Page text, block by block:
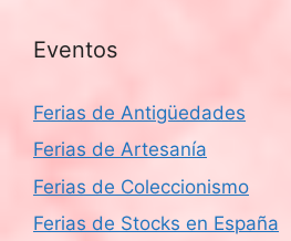
Eventos
Ferias de Antigüedades
Ferias de Artesanía
Ferias de Coleccionismo
Ferias de Stocks en España